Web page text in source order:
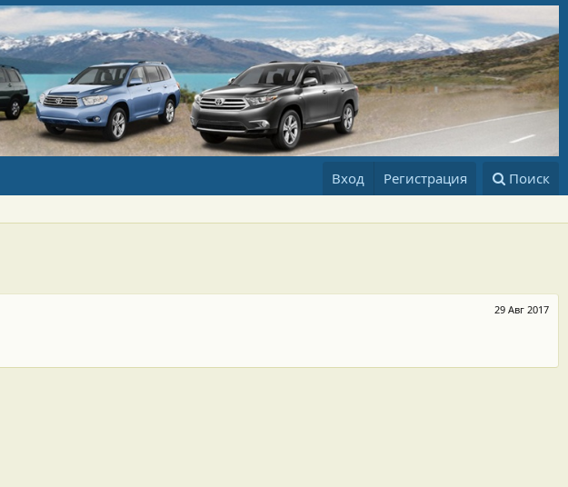
Вход Регистрация Поиск
29 Авг 2017